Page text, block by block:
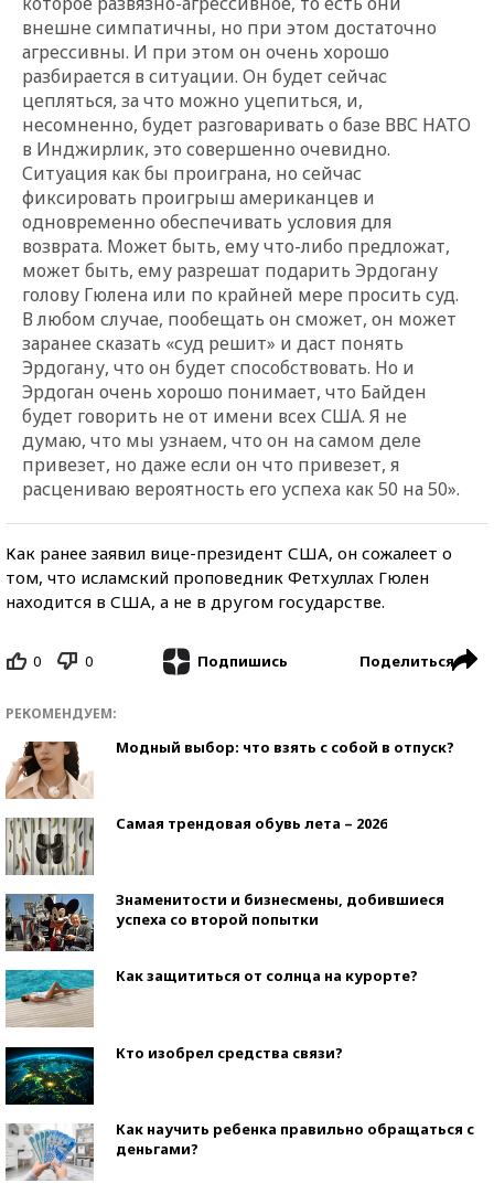
внешне симпатичны, но при этом достаточно
агрессивны. И при этом он очень хорошо
разбирается в ситуации. Он будет сейчас
цепляться, за что можно уцепиться, и,
несомненно, будет разговаривать о базе ВВС НАТО
в Инджирлик, это совершенно очевидно.
Ситуация как бы проиграна, но сейчас
фиксировать проигрыш американцев и
одновременно обеспечивать условия для
возврата. Может быть, ему что-либо предложат,
может быть, ему разрешат подарить Эрдогану
голову Гюлена или по крайней мере просить суд.
В любом случае, пообещать он сможет, он может
заранее сказать «суд решит» и даст понять
Эрдогану, что он будет способствовать. Но и
Эрдоган очень хорошо понимает, что Байден
будет говорить не от имени всех США. Я не
думаю, что мы узнаем, что он на самом деле
привезет, но даже если он что привезет, я
расцениваю вероятность его успеха как 50 на 50».
Как ранее заявил вице-президент США, он сожалеет о
том, что исламский проповедник Фетхуллах Гюлен
находится в США, а не в другом государстве.
0 0 Подпишись Поделиться
РЕКОМЕНДУЕМ:
Модный выбор: что взять с собой в отпуск?
Самая трендовая обувь лета – 2026
Знаменитости и бизнесмены, добившиеся
успеха со второй попытки
Как защититься от солнца на курорте?
Кто изобрел средства связи?
Как научить ребенка правильно обращаться с
деньгами?